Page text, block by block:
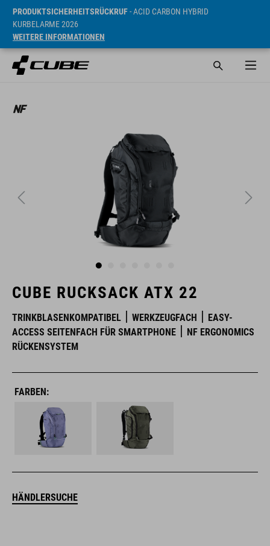
PRODUKTSICHERHEITSRÜCKRUF- ACID CARBON HYBRID
KURBELARME 2026
WEITERE INFORMATIONEN
CUBE RUCKSACK ATX 22
TRINKBLASENKOMPATIBEL WERKZEUGFACH
EASY-
ACCESS SEITENFACH FÜR SMARTPHONE
NF ERGONOMICS
RÜCKENSYSTEM
FARBEN:
HÄNDLERSUCHE